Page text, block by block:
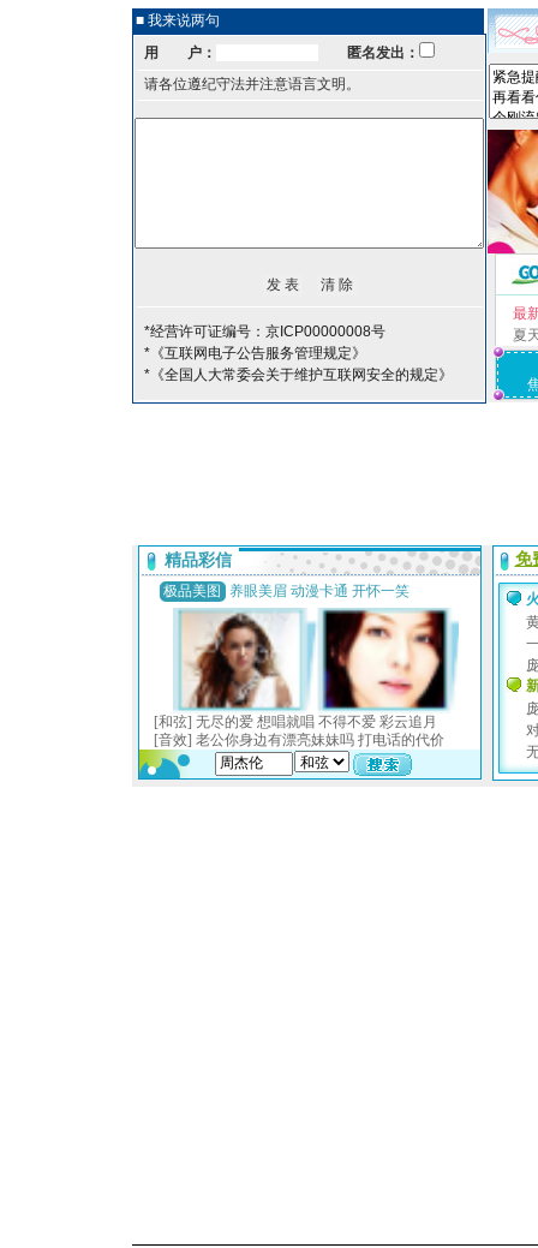
■ 我来说两句
用 户：
匿名发出：
请各位遵纪守法并注意语言文明。
*经营许可证编号：京ICP00000008号
*《互联网电子公告服务管理规定》
*《全国人大常委会关于维护互联网安全的规定》
最
夏